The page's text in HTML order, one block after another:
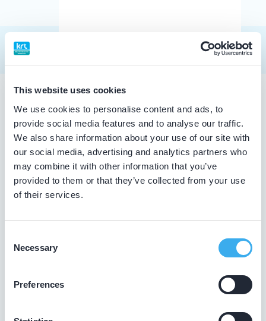
This website uses cookies
We use cookies to personalise content and ads, to
provide social media features and to analyse our traffic.
We also share information about your use of our site with
our social media, advertising and analytics partners who
may combine it with other information that you’ve
provided to them or that they’ve collected from your use
of their services.
Selection
Necessary
Preferences
Tandarts in Duivendrecht
Zoekt u een tandarts in Duivendrecht ? In de lijst
hierboven vindt u alle tandheelkundigen in Duivendrecht ,
die aantoonbaar hun vak bijhouden. Bovendien kunt u
ook de kaartweergave aanklikken. Dan ziet u op een kaart
van Duivendrecht waar deze tandartsen gevestigd zijn.
De overheid verplicht tandartsen niet tot het volgen van
bij- en nascholing. De beroepsgroep zelf vindt het
leven lang blijven leren. Op die manier zijn ze op de
hoogte van de nieuwste tandheelkundige technieken.
Daarom laten tandartsen met een KRT-registratie graag